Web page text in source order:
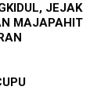
JEJAK
MAJAPAHIT